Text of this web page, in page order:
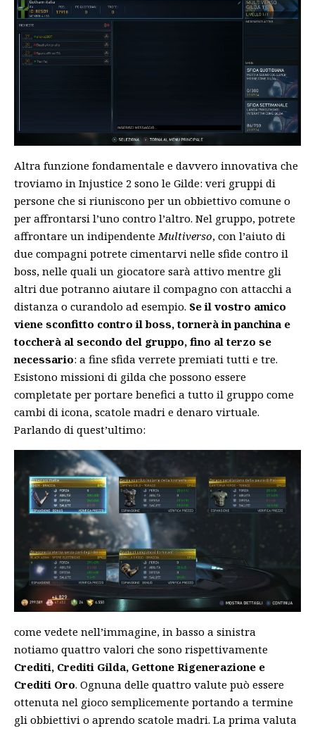
Altra funzione fondamentale e davvero innovativa che
troviamo in Injustice 2 sono le Gilde: veri gruppi di
persone che si riuniscono per un obbiettivo comune o
per affrontarsi l’uno contro l’altro. Nel gruppo, potrete
affrontare un indipendenteMultiverso, con l’aiuto di
due compagni potrete cimentarvi nelle sfide contro il
boss, nelle quali un giocatore sarà attivo mentre gli
altri due potranno aiutare il compagno con attacchi a
distanza o curandolo ad esempio. Se il vostro amico
viene sconfitto contro il boss, tornerà in panchina e
toccherà al secondo del gruppo, fino al terzo se
necessario: a fine sfida verrete premiati tutti e tre.
Esistono missioni di gilda che possono essere
completate per portare benefici a tutto il gruppo come
cambi di icona, scatole madri e denaro virtuale.
Parlando di quest’ultimo:
come vedete nell’immagine, in basso a sinistra
notiamo quattro valori che sono rispettivamente
Crediti, Crediti Gilda, Gettone Rigenerazione e
Crediti Oro. Ognuna delle quattro valute può essere
ottenuta nel gioco semplicemente portando a termine
gli obbiettivi o aprendo scatole madri. La prima valuta